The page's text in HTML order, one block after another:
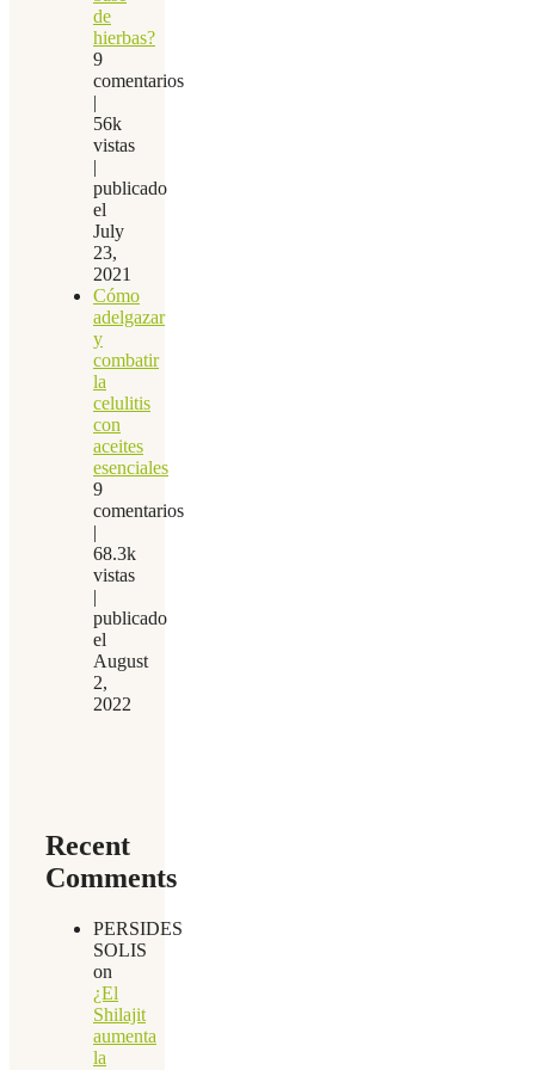
de
hierbas?
9
comentarios
|
56k
vistas
|
publicado
el
July
23,
2021
Cómo
adelgazar
y
combatir
la
celulitis
con
aceites
esenciales
9
comentarios
|
68.3k
vistas
|
publicado
el
August
2,
2022
Recent
Comments
PERSIDES
SOLIS
on
¿El
Shilajit
aumenta
la